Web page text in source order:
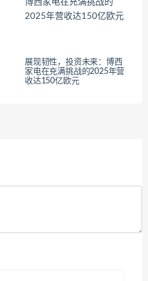
展现韧性，投资未来：博西
家电在充满挑战的2025年营
收达150亿欧元